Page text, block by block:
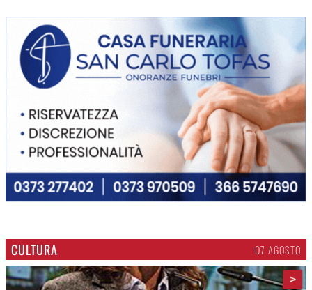
CULTURA 07 AGOSTO
>